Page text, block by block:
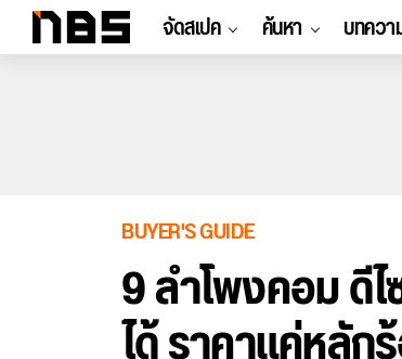
จัดสเปค ค้นหา บทคว
BUYER'S GUIDE
9 ลำโพงคอม ดี